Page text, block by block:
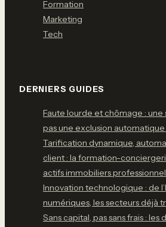
Formation
Marketing
Tech
DERNIERS GUIDES
Faute lourde et chômage : une
pas une exclusion automatique
Tarification dynamique,
client : la formation-
actifs immobiliers
Innovation technologique : de
numériques, les secteurs déjà
Sans capital, pas sans frais :